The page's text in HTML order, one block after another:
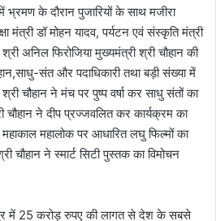
भ्रमण के दौरान पुजारियों के साथ मजीरा
मंत्री डॉ मोहन यादव, पर्यटन एवं संस्कृति मंत्री
अनिल फिरोजिया मुख्यमंत्री श्री चौहान की
संत और पदाधिकारी तथा बड़ी संख्या में
चौहान ने मंच पर पुष्प वर्षा कर साधु संतों का
चौहान ने दीप प्रज्जवलित कर कार्यक्रम का
महालोक पर आधारित लघु फिल्मों का
चौहान ने स्मार्ट सिटी पुस्तक का विमोचन
में 25 करोड़ रुपए की लागत से देश के सबसे